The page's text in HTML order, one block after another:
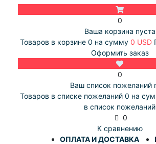
0
Ваша корзина пуста
Товаров в корзине 0 на сумму 0 USD
Оформить заказ
0
Ваш список пожеланий
Товаров в списке пожеланий 0 на
в список пожеланий
0
К сравнению
ОПЛАТА И ДОСТАВКА